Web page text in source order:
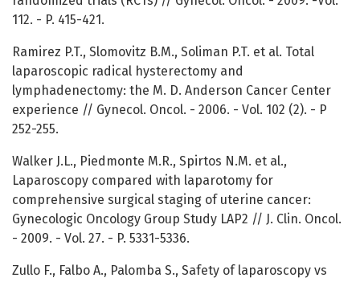
112. - P. 415-421.
Ramirez P.T., Slomovitz B.M., Soliman P.T. et al. Total
laparoscopic radical hysterectomy and
lymphadenectomy: the M. D. Anderson Cancer Center
experience // Gynecol. Oncol. - 2006. - Vol. 102 (2). - Р
252-255.
Walker J.L., Piedmonte M.R., Spirtos N.M. et al.,
Laparoscopy compared with laparotomy for
comprehensive surgical staging of uterine cancer:
Gynecologic Oncology Group Study LAP2 // J. Clin. Oncol.
- 2009. - Vol. 27. - P. 5331-5336.
Zullo F., Falbo A., Palomba S., Safety of laparoscopy vs